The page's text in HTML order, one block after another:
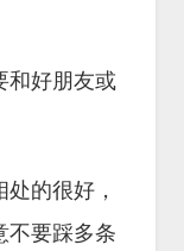
和好朋友或
的很好，
不要踩多条